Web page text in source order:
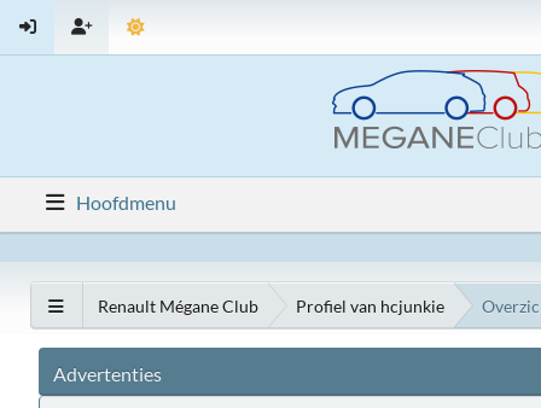
Hoofdmenu
Renault Mégane Club Profiel van hcjunkie
Advertenties